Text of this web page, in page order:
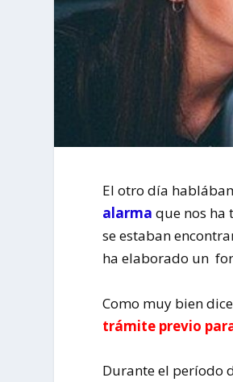
El otro día
alarma que nos ha
se estaban
ha elaborado un
Como muy bien
trámite previo
Durante el período